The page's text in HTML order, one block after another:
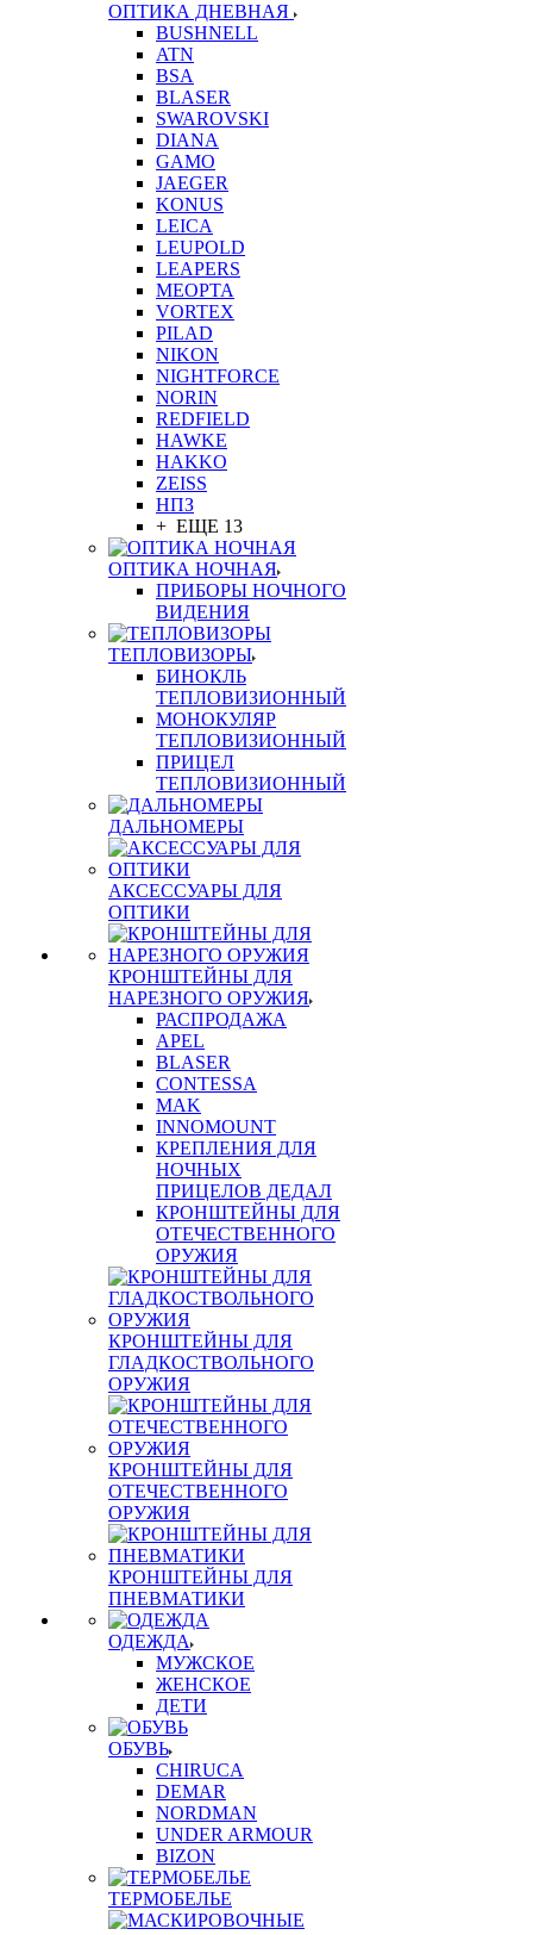
ОПТИКА ДНЕВНАЯ
BUSHNELL
ATN
BSA
BLASER
SWAROVSKI
DIANA
GAMO
JAEGER
KONUS
LEICA
LEUPOLD
LEAPERS
MEOPTA
VORTEX
PILAD
NIKON
NIGHTFORCE
NORIN
REDFIELD
HAWKE
HAKKO
ZEISS
НПЗ
+ ЕЩЕ 13
ОПТИКА НОЧНАЯ
ПРИБОРЫ НОЧНОГО
ВИДЕНИЯ
ТЕПЛОВИЗОРЫ
БИНОКЛЬ
ТЕПЛОВИЗИОННЫЙ
МОНОКУЛЯР
ТЕПЛОВИЗИОННЫЙ
ПРИЦЕЛ
ТЕПЛОВИЗИОННЫЙ
ДАЛЬНОМЕРЫ
АКСЕССУАРЫ ДЛЯ
ОПТИКИ
КРОНШТЕЙНЫ ДЛЯ
НАРЕЗНОГО ОРУЖИЯ
РАСПРОДАЖА
APEL
BLASER
CONTESSA
MAK
INNOMOUNT
КРЕПЛЕНИЯ ДЛЯ
НОЧНЫХ
ПРИЦЕЛОВ ДЕДАЛ
КРОНШТЕЙНЫ ДЛЯ
ОТЕЧЕСТВЕННОГО
ОРУЖИЯ
КРОНШТЕЙНЫ ДЛЯ
ГЛАДКОСТВОЛЬНОГО
ОРУЖИЯ
КРОНШТЕЙНЫ ДЛЯ
ОТЕЧЕСТВЕННОГО
ОРУЖИЯ
КРОНШТЕЙНЫ ДЛЯ
ПНЕВМАТИКИ
ОДЕЖДА
МУЖСКОЕ
ЖЕНСКОЕ
ДЕТИ
ОБУВЬ
CHIRUCA
DEMAR
NORDMAN
UNDER ARMOUR
BIZON
ТЕРМОБЕЛЬЕ